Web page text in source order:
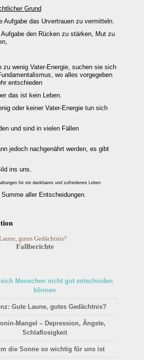
Grund
Aufgabe das Urvertrauen zu vermitteln.
Aufgabe den Rücken zu stärken, Mut zu
zu wenig Vater-Energie, suchen sie sich
wo alles vorgegeben
entschieden
das ist kein Leben.
oder keiner Vater-Energie tun sich
und sind in vielen Fällen
jedoch nachgenährt werden, es gibt
ins uns.
für ein dankbares und zufriedenes Leben
aller Entscheidungen.
gutes Gedächtnis?
Fallberichte
Menschen nicht gut entscheiden
können
Gute Laune, gutes Gedächtnis?
Mangel – Depression, Ängste,
Schlaflosigkeit
die Sonne so wichtig für uns ist